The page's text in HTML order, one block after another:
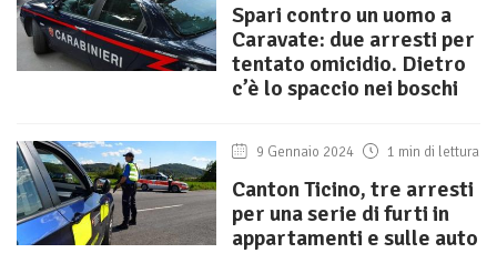
Spari contro un uomo a
Caravate: due arresti per
tentato omicidio. Dietro
c’è lo spaccio nei boschi
9 Gennaio 2024 1 min di lettura
Canton Ticino, tre arresti
per una serie di furti in
appartamenti e sulle auto